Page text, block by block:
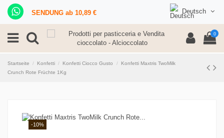
SENDUNG ab 10,89 € Deutsch
0
Startseite Konfetti Konfetti Ciocco Gusto
Konfetti Maxtris TwoMilk
Crunch Rote Früchte 1Kg
-10%